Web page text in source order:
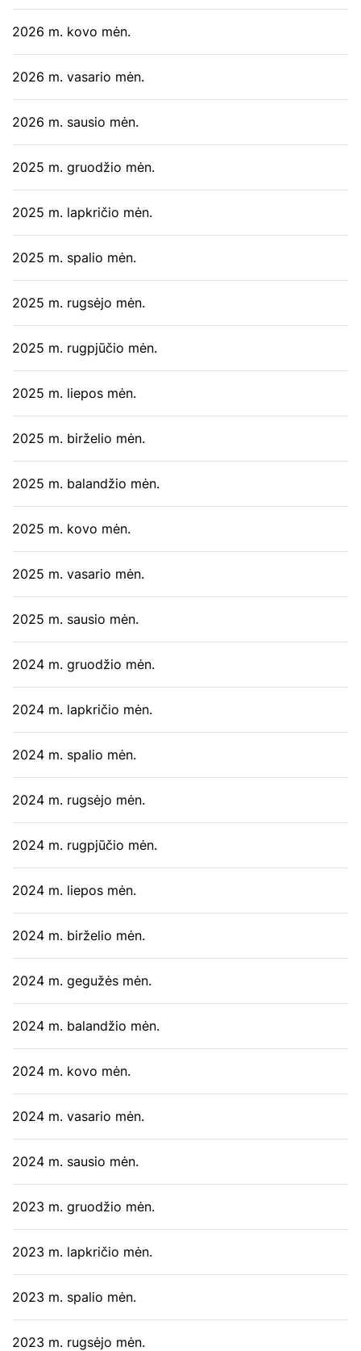
2026 m. kovo mėn.
2026 m. vasario mėn.
2026 m. sausio mėn.
2025 m. gruodžio mėn.
2025 m. lapkričio mėn.
2025 m. spalio mėn.
2025 m. rugsėjo mėn.
2025 m. rugpjūčio mėn.
2025 m. liepos mėn.
2025 m. birželio mėn.
2025 m. balandžio mėn.
2025 m. kovo mėn.
2025 m. vasario mėn.
2025 m. sausio mėn.
2024 m. gruodžio mėn.
2024 m. lapkričio mėn.
2024 m. spalio mėn.
2024 m. rugsėjo mėn.
2024 m. rugpjūčio mėn.
2024 m. liepos mėn.
2024 m. birželio mėn.
2024 m. gegužės mėn.
2024 m. balandžio mėn.
2024 m. kovo mėn.
2024 m. vasario mėn.
2024 m. sausio mėn.
2023 m. gruodžio mėn.
2023 m. lapkričio mėn.
2023 m. spalio mėn.
2023 m. rugsėjo mėn.